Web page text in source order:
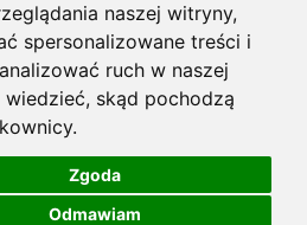
naszej witryny,
spersonalizowane treści i
ruch w naszej
skąd pochodzą
Zgoda
Odmawiam
Warszawa. Nazwa miasta zaczęła
wieku jako Warszewa, a od XV wieku
nazwy na Warszawa w XV wieku
wymowy dialektycznej.